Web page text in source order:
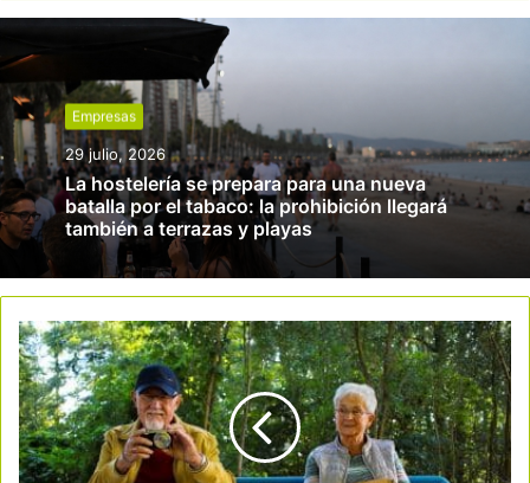
Empresas
29 julio, 2026
La hostelería se prepara para una nueva
batalla por el tabaco: la prohibición llegará
también a terrazas y playas